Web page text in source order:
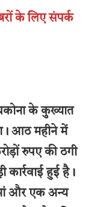
के लिए संपर्क
के कुख्यात
आठ महीने में
रुपए की ठगी
हुई है।
और एक अन्य